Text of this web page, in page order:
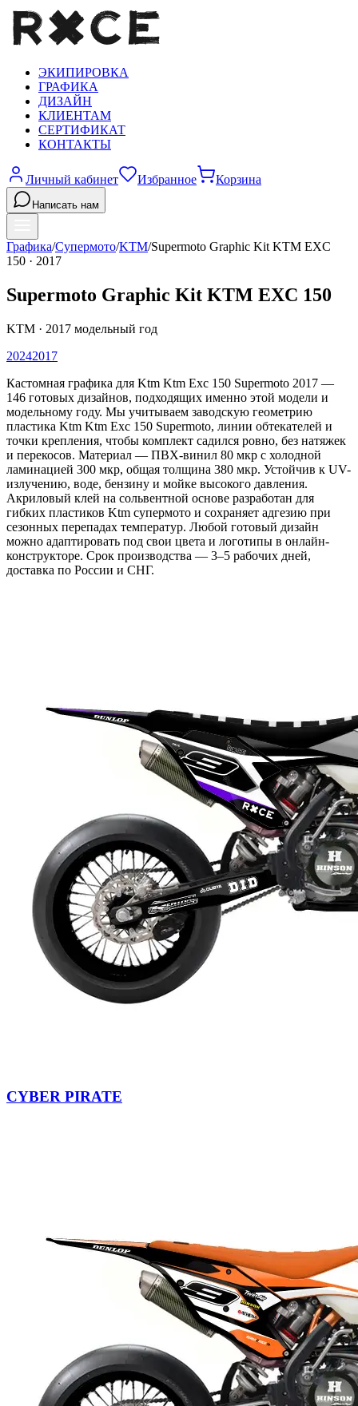
ЭКИПИРОВКА
ГРАФИКА
ДИЗАЙН
КЛИЕНТАМ
СЕРТИФИКАТ
КОНТАКТЫ
Личный кабинет Избранное Корзина
Написать нам
Графика/Супермото/KTM/Supermoto Graphic Kit KTM EXC
150 · 2017
Supermoto Graphic Kit KTM EXC 150
KTM · 2017 модельный год
20242017
Кастомная графика для Ktm Ktm Exc 150 Supermoto 2017 —
146 готовых дизайнов, подходящих именно этой модели и
модельному году. Мы учитываем заводскую геометрию
пластика Ktm Ktm Exc 150 Supermoto, линии обтекателей и
точки крепления, чтобы комплект садился ровно, без натяжек
и перекосов. Материал — ПВХ-винил 80 мкр с холодной
ламинацией 300 мкр, общая толщина 380 мкр. Устойчив к UV-
излучению, воде, бензину и мойке высокого давления.
Акриловый клей на сольвентной основе разработан для
гибких пластиков Ktm супермото и сохраняет адгезию при
сезонных перепадах температур. Любой готовый дизайн
можно адаптировать под свои цвета и логотипы в онлайн-
конструкторе. Срок производства — 3–5 рабочих дней,
доставка по России и СНГ.
CYBER PIRATE